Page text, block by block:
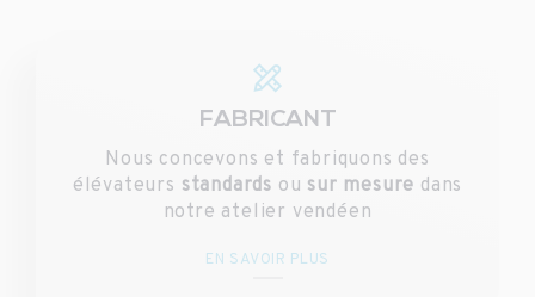
FABRICANT
Nous concevons et fabriquons des
élévateurs standards ou sur mesure dans
notre atelier vendéen
EN SAVOIR PLUS